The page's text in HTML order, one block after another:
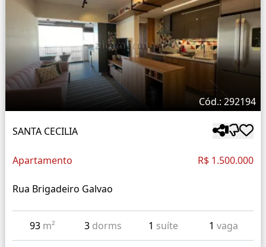
Cód.: 292194
SANTA CECILIA
Apartamento R$ 1.500.000
Rua Brigadeiro Galvao
93 m² 3 dorms 1 suíte 1 vaga